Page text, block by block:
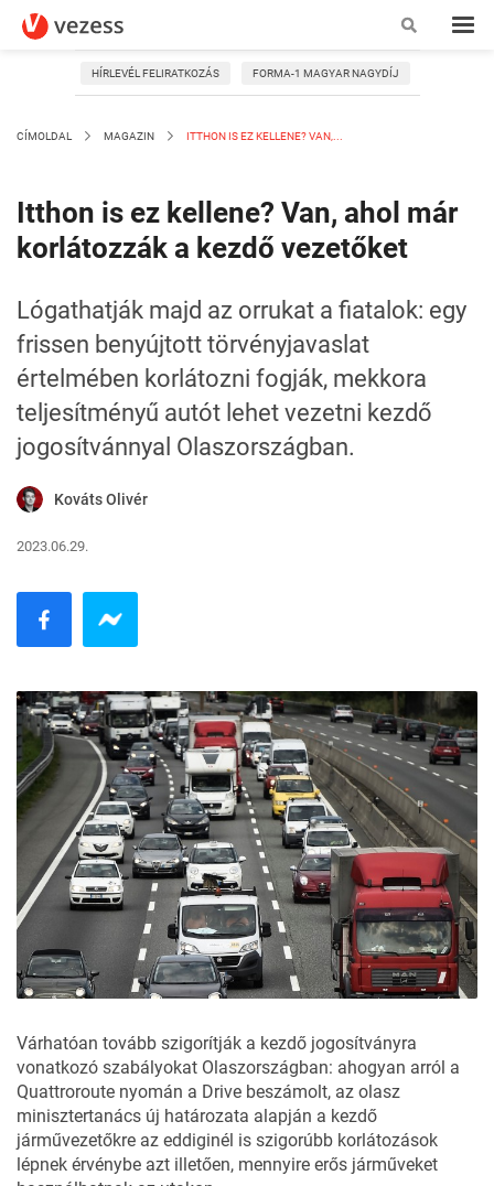
HÍRLEVÉL FELIRATKOZÁS FORMA-1 MAGYAR NAGYDÍJ
CÍMOLDAL MAGAZIN ITTHON IS EZ KELLENE? VAN,...
Itthon is ez kellene? Van, ahol már
korlátozzák a kezdő vezetőket
Lógathatják majd az orrukat a fiatalok: egy
frissen benyújtott törvényjavaslat
értelmében korlátozni fogják, mekkora
teljesítményű autót lehet vezetni kezdő
jogosítvánnyal Olaszországban.
Kováts Olivér
2023.06.29.
Várhatóan tovább szigorítják a kezdő jogosítványra
vonatkozó szabályokat Olaszországban: ahogyan arról a
Quattroroute nyomán a Drive beszámolt, az olasz
minisztertanács új határozata alapján a kezdő
járművezetőkre az eddiginél is szigorúbb korlátozások
lépnek érvénybe azt illetően, mennyire erős járműveket